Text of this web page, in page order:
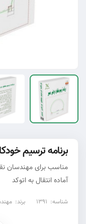
برنامه ترسیم
مناسب برای مهندسان
آماده انتقال به اتوکد
شناسه: 1391 برند: